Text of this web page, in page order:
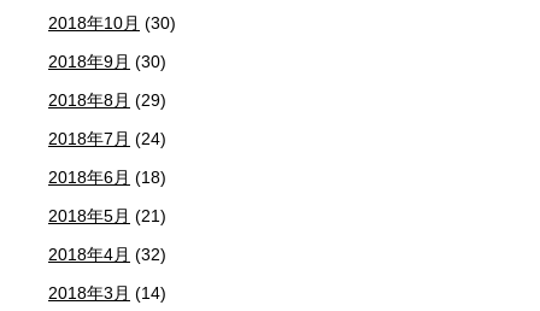
2018年10月 (30)
2018年9月 (30)
2018年8月 (29)
2018年7月 (24)
2018年6月 (18)
2018年5月 (21)
2018年4月 (32)
2018年3月 (14)